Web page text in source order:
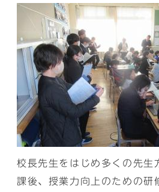
校長先生をはじめ多くの先生
課後、授業力向上のための研